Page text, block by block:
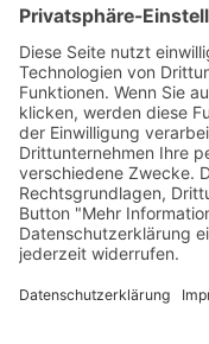
Dateigröße: 156.69 KB
Erstellt: 07-05-2025
Aktualisiert: 07-05-2025
Treffer: 166
HERUNTERLADEN